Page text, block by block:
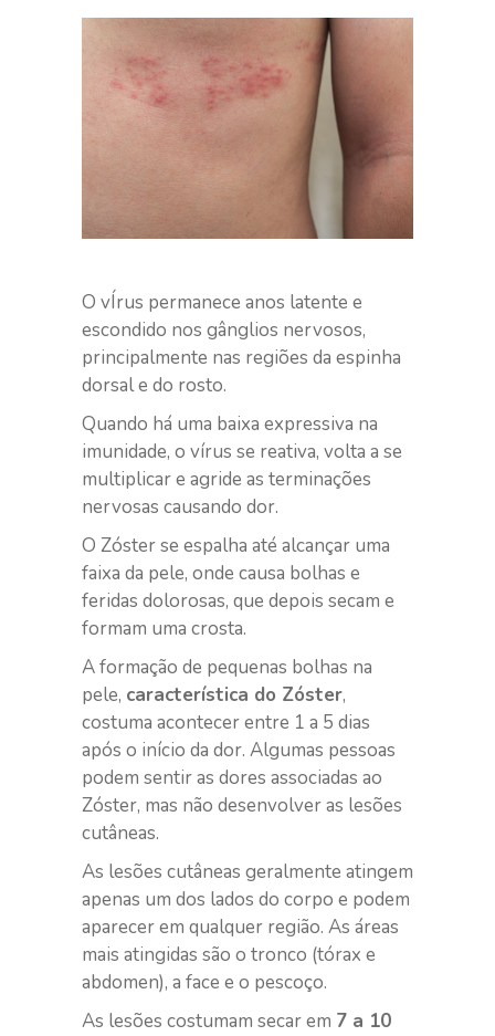
O vÍrus permanece anos latente e
escondido nos gânglios nervosos,
principalmente nas regiões da espinha
dorsal e do rosto.
Quando há uma baixa expressiva na
imunidade, o vírus se reativa, volta a se
multiplicar e agride as terminações
nervosas causando dor.
O Zóster se espalha até alcançar uma
faixa da pele, onde causa bolhas e
feridas dolorosas, que depois secam e
formam uma crosta.
A formação de pequenas bolhas na
pele, característica do Zóster,
costuma acontecer entre 1 a 5 dias
após o início da dor. Algumas pessoas
podem sentir as dores associadas ao
Zóster, mas não desenvolver as lesões
cutâneas.
As lesões cutâneas geralmente atingem
apenas um dos lados do corpo e podem
aparecer em qualquer região. As áreas
mais atingidas são o tronco (tórax e
abdomen), a face e o pescoço.
As lesões costumam secar em 7 a 10